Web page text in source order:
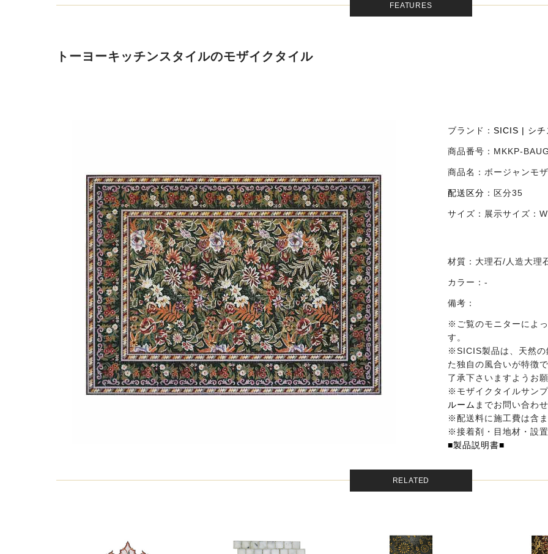
FEATURES
トーヨーキッチンスタイルのモザイクタイル
ブランド： SICIS | シチ
商品番号： MKKP-
商品名： ボージャンモ
配送区分 ： 区分35
サイズ： 展示サイズ：
材質： 大理石/人造大理
カラー： -
備考：
※ご覧のモニターによ
す。
※SICIS製品は、天然の
た独自の風合いが特徴
了承下さいますようお
※モザイクタイルサン
ルーム までお問い合わ
※配送料に施工費は含
※接着剤・目地材・設
■製品説明書■
RELATED